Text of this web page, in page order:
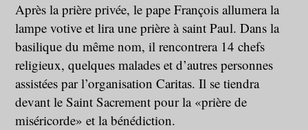
Après la prière privée, le pape François allumera la
lampe votive et lira une prière à saint Paul. Dans la
basilique du même nom, il rencontrera 14 chefs
religieux, quelques malades et d’autres personnes
assistées par l’organisation Caritas. Il se tiendra
devant le Saint Sacrement pour la «prière de
miséricorde» et la bénédiction.